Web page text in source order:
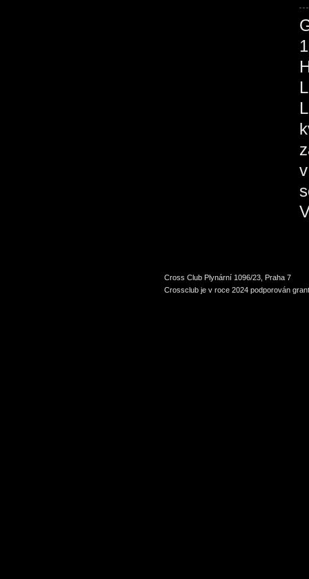
Cross Club Plynární 1096/23, Praha 7
Crossclub je v roce 2024 podporován